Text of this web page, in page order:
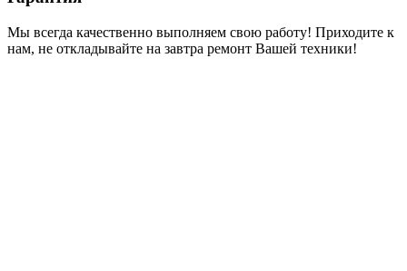
Мы всегда качественно выполняем свою работу! Приходите к
нам, не откладывайте на завтра ремонт Вашей техники!